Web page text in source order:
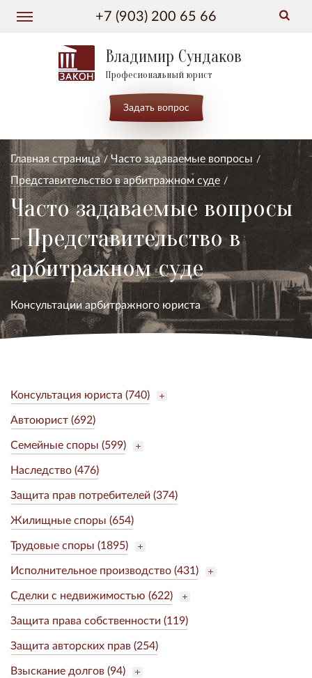
+7 (903) 200 65 66
Владимир Сундаков
Професиональный юрист
Задать вопрос
Главная страница
Часто задаваемые вопросы
Представительство в арбитражном суде
Часто задаваемые вопросы
- Представительство в
арбитражном суде
Консультации арбитражного юриста
Консультация юриста (740)
Автоюрист (692)
Семейные споры (599)
Наследство (476)
Защита прав потребителей (374)
Жилищные споры (654)
Трудовые споры (1895)
Исполнительное производство (431)
Сделки с недвижимостью (622)
Защита права собственности (119)
Защита авторских прав (254)
Взыскание долгов (94)